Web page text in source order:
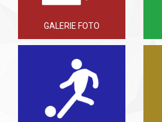
GALERIE FOTO